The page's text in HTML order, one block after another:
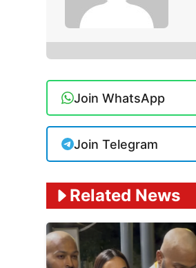
Join WhatsApp
Join Telegram
Related News